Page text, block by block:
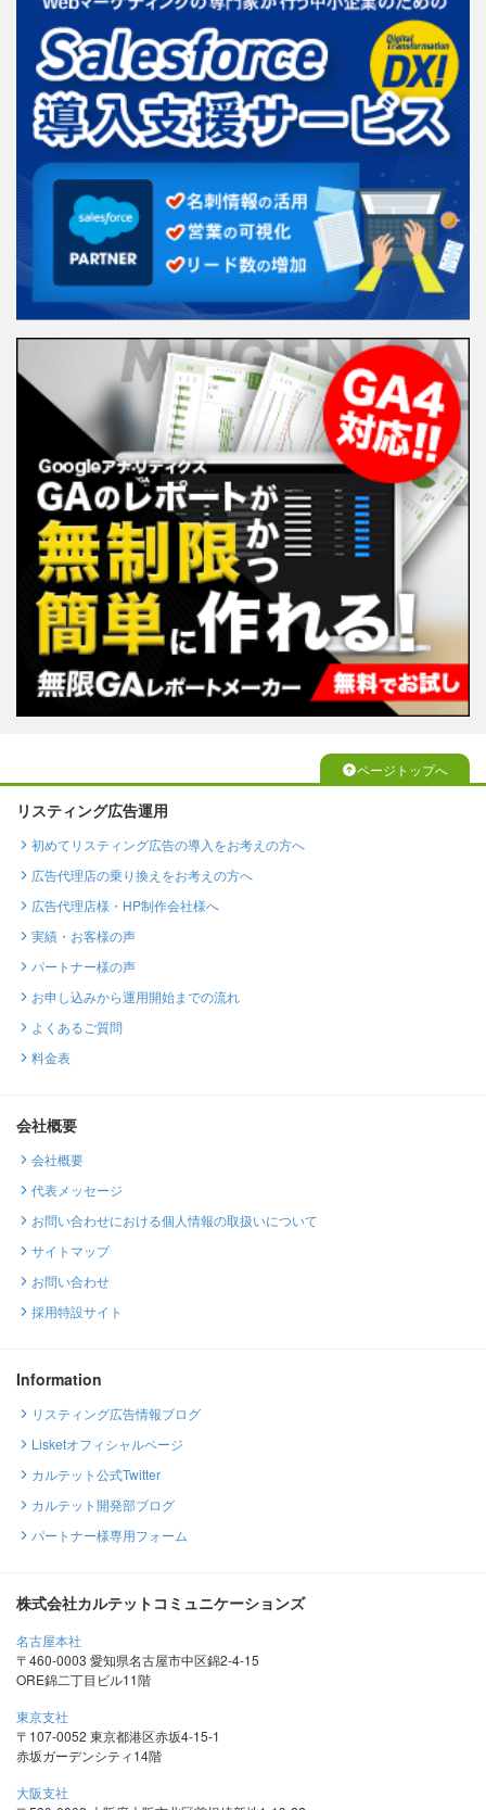
ページトップへ
リスティング広告運用
初めてリスティング広告の導入をお考えの方へ
広告代理店の乗り換えをお考えの方へ
広告代理店様・HP制作会社様へ
実績・お客様の声
パートナー様の声
お申し込みから運用開始までの流れ
よくあるご質問
料金表
会社概要
会社概要
代表メッセージ
お問い合わせにおける個人情報の取扱いについて
サイトマップ
お問い合わせ
採用特設サイト
Information
リスティング広告情報ブログ
Lisketオフィシャルページ
カルテット公式Twitter
カルテット開発部ブログ
パートナー様専用フォーム
株式会社カルテットコミュニケーションズ
名古屋本社
〒460-0003 愛知県名古屋市中区錦2-4-15
ORE錦二丁目ビル11階
東京支社
〒107-0052 東京都港区赤坂4-15-1
赤坂ガーデンシティ14階
大阪支社